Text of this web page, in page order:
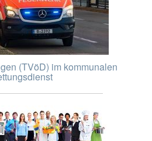
(TVöD) im kommunalen